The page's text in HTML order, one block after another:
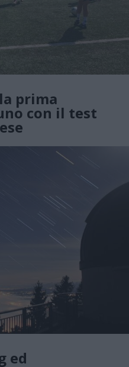
prima
con il test
ed